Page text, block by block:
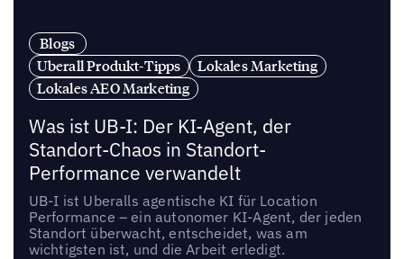
Blogs
Uberall Produkt-Tipps
Lokales Marketing
Lokales AEO Marketing
Was ist UB-I: Der KI-Agent, der
Standort-Chaos in Standort-
Performance verwandelt
UB-I ist Uberalls agentische KI für Location
Performance – ein autonomer KI-Agent, der jeden
Standort überwacht, entscheidet, was am
wichtigsten ist, und die Arbeit erledigt.